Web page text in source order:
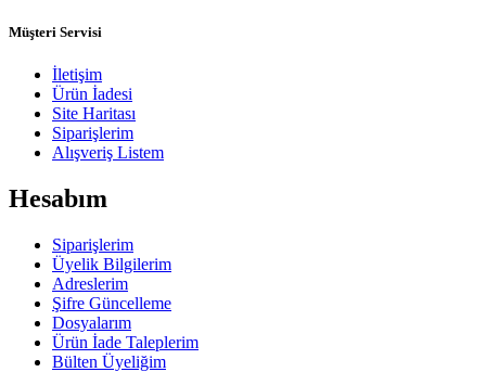
Müşteri Servisi
İletişim
Ürün İadesi
Site Haritası
Siparişlerim
Alışveriş Listem
Hesabım
Siparişlerim
Üyelik Bilgilerim
Adreslerim
Şifre Güncelleme
Dosyalarım
Ürün İade Taleplerim
Bülten Üyeliğim